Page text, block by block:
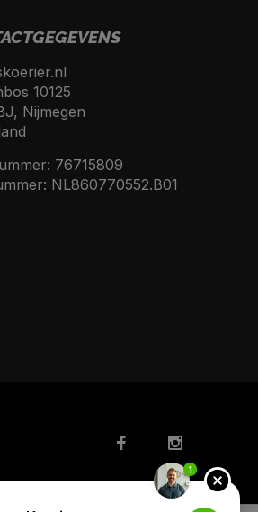
10125
Nijmegen
76715809
NL860770552.B01
1